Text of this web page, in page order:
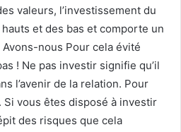
valeurs, l’investissement du
et des bas et comporte un
nous Pour cela évité
! Ne pas investir signifie qu’il
l’avenir de la relation. Pour
vous êtes disposé à investir
des risques que cela